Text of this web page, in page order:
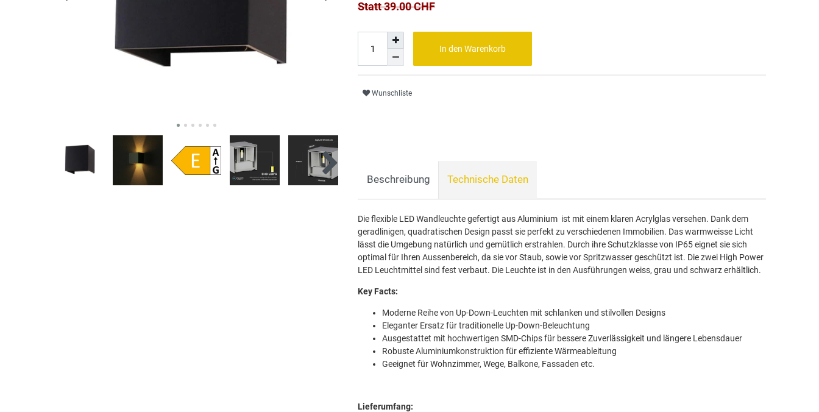
Statt 39.00 CHF
In den Warenkorb
Wunschliste
Beschreibung Technische Daten
Die flexible LED Wandleuchte gefertigt aus Aluminium ist mit einem klaren Acrylglas versehen. Dank dem
geradlinigen, quadratischen Design passt sie perfekt zu verschiedenen Immobilien. Das warmweisse Licht
lässt die Umgebung natürlich und gemütlich erstrahlen. Durch ihre Schutzklasse von IP65 eignet sie sich
optimal für Ihren Aussenbereich, da sie vor Staub, sowie vor Spritzwasser geschützt ist. Die zwei High Power
LED Leuchtmittel sind fest verbaut. Die Leuchte ist in den Ausführungen weiss, grau und schwarz erhältlich.
Key Facts:
Moderne Reihe von Up-Down-Leuchten mit schlanken und stilvollen Designs
Eleganter Ersatz für traditionelle Up-Down-Beleuchtung
Ausgestattet mit hochwertigen SMD-Chips für bessere Zuverlässigkeit und längere Lebensdauer
Robuste Aluminiumkonstruktion für effiziente Wärmeableitung
Geeignet für Wohnzimmer, Wege, Balkone, Fassaden etc.
Lieferumfang: